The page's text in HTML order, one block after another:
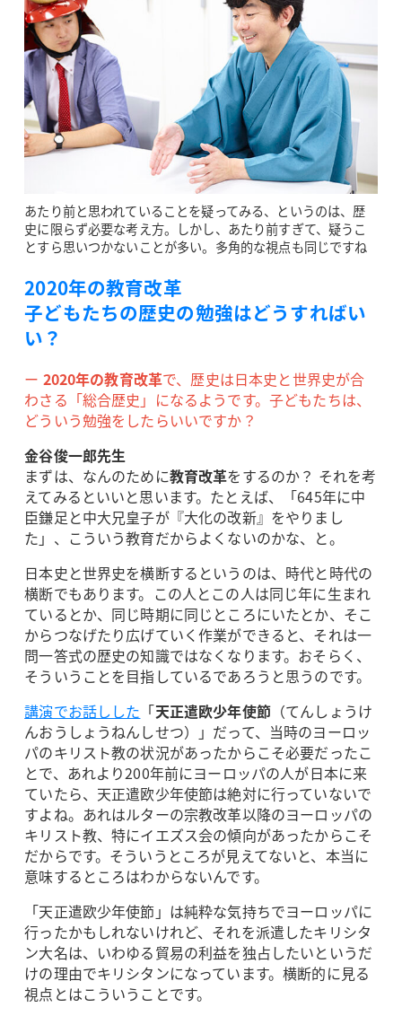
あたり前と思われていることを疑ってみる、というのは、歴
史に限らず必要な考え方。しかし、あたり前すぎて、疑うこ
とすら思いつかないことが多い。多角的な視点も同じですね
2020年の教育改革
子どもたちの歴史の勉強はどうすればい
い？
ー 2020年の教育改革で、歴史は日本史と世界史が合
わさる「総合歴史」になるようです。子どもたちは、
どういう勉強をしたらいいですか？
金谷俊一郎先生
まずは、なんのために教育改革をするのか？ それを考
えてみるといいと思います。たとえば、「645年に中
臣鎌足と中大兄皇子が『大化の改新』をやりまし
た」、こういう教育だからよくないのかな、と。
日本史と世界史を横断するというのは、時代と時代の
横断でもあります。この人とこの人は同じ年に生まれ
ているとか、同じ時期に同じところにいたとか、そこ
からつなげたり広げていく作業ができると、それは一
問一答式の歴史の知識ではなくなります。おそらく、
そういうことを目指しているであろうと思うのです。
講演でお話しした 「天正遣欧少年使節（てんしょうけ
んおうしょうねんしせつ）」だって、当時のヨーロッ
パのキリスト教の状況があったからこそ必要だったこ
とで、あれより200年前にヨーロッパの人が日本に来
ていたら、天正遣欧少年使節は絶対に行っていないで
すよね。あれはルターの宗教改革以降のヨーロッパの
キリスト教、特にイエズス会の傾向があったからこそ
だからです。そういうところが見えてないと、本当に
意味するところはわからないんです。
「天正遣欧少年使節」は純粋な気持ちでヨーロッパに
行ったかもしれないけれど、それを派遣したキリシタ
ン大名は、いわゆる貿易の利益を独占したいというだ
けの理由でキリシタンになっています。横断的に見る
視点とはこういうことです。